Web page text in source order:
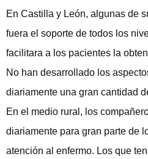
En Castilla y León, algunas de
fuera el soporte de todos los
facilitara a los pacientes la
No han desarrollado los
diariamente una gran cantidad
En el medio rural, los
diariamente para gran parte de
atención al enfermo. Los que